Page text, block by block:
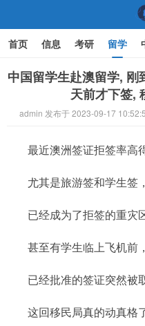
机
首页 信息 考研 留学
文化 家庭教育
中国留学生赴澳留学,
天前才下签,
admin 发布于 2023-09-17
最近澳洲签证拒签率高
尤其是旅游签和学生签，
已经成为了拒签的重灾
甚至有学生临上飞机前，
已经批准的签证突然被
这回移民局真的动真格